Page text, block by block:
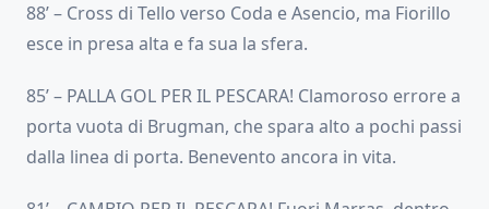
88’ – Cross di Tello verso Coda e Asencio, ma Fiorillo
esce in presa alta e fa sua la sfera.
85’ – PALLA GOL PER IL PESCARA! Clamoroso errore a
porta vuota di Brugman, che spara alto a pochi passi
dalla linea di porta. Benevento ancora in vita.